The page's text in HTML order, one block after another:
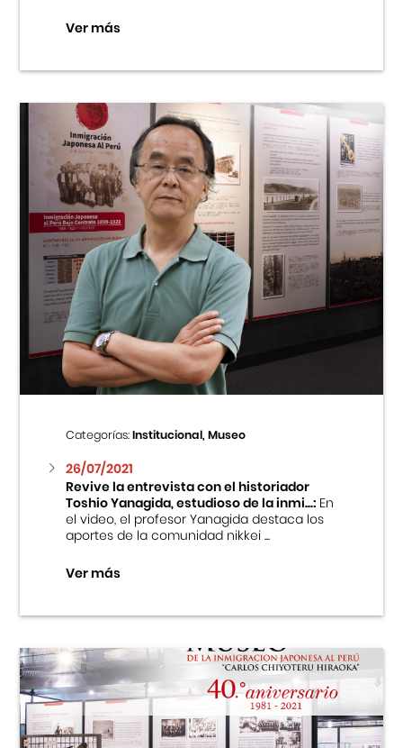
Ver más
Categorías:Institucional, Museo
26/07/2021
Revive la entrevista con el historiador
Toshio Yanagida, estudioso de la inmi...:En
el video, el profesor Yanagida destaca los
aportes de la comunidad nikkei ...
Ver más